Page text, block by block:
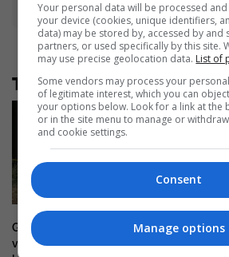
Advertisement
Të tjera nga rubrika
Gërmimet në Kalludër,
vazhdojnë hetimet në
Your personal data will be processed
your device (cookies, unique identifiers,
data) may be stored by, accessed by and
partners, or used specifically by this site.
may use precise geolocation data. List of
Some vendors may process your
of legitimate interest, which you can
your options below. Look for a link at the
or in the site menu to manage or
and cookie settings.
Consent
Manage options